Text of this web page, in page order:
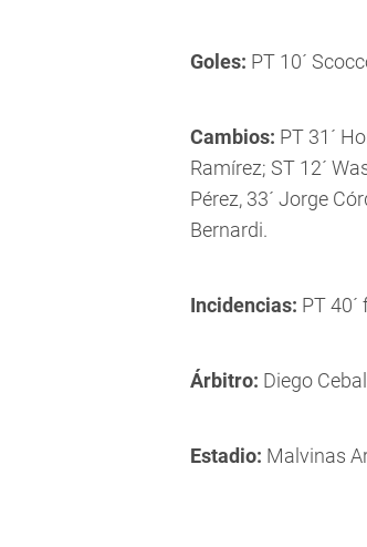
Goles: PT 10´
Cambios: PT 31´
Ramírez; ST 12´
Pérez, 33´ Jorge
Bernardi.
Incidencias: PT
Árbitro: Diego
Estadio: Malvinas